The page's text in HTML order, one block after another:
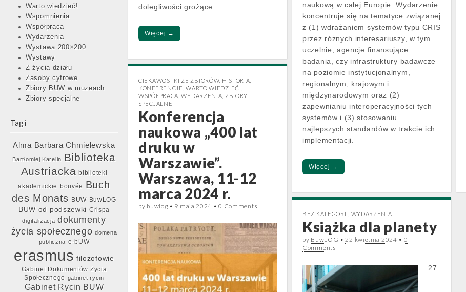
Warto wiedzieć!
Wspomnienia
Współpraca
Wydarzenia
Wystawa 200×200
Wystawy
Z życia działu
Zasoby cyfrowe
Zbiory BUW w muzeach
Zbiory specjalne
Tagi
Alma Barbara Chmielewska
Bartłomiej Karelin Biblioteka
Austriacka biblioteki
akademickie
bouvée
Buch
des Monats BUW BuwLOG
BUW od podszewki Crispa
digitalizacja dokumenty
życia społecznego domena
publiczna e-bUW
erasmus filozofowie
Gabinet Dokumentów Życia
Społecznego gabinet rycin
Gabinet Rycin BUW
naukową w całej Europie. Wydarzenie
koncentruje się na tematyce związanej
z (1) wdrażaniem systemów typu CRIS
przez różnych interesariuszy, w tym
uczelnie, agencje finansujące
badania, czy infrastruktury badawcze
na poziomie instytucjonalnym,
regionalnym, krajowym i
międzynarodowym oraz (2)
zapewnianiu interoperacyjności tych
systemów i (3) stosowaniu
najlepszych standardów w trakcie ich
implementacji.
Więcej →
dolegliwości grożące…
Więcej →
CIEKAWOSTKI ZE ZBIORÓW, HISTORIA
KONFERENCJE ,WARTO WIEDZIEĆ!
WSPÓŁPRACA ,WYDARZENIA ZBIORY
SPECJALNE
Konferencja
naukowa „400 lat
druku w
Warszawie”.
Warszawa, 11-12
marca 2024 r.
by buwlog • 9 maja 2024 •0 Comments
BEZ KATEGORII WYDARZENIA
Książka dla planety
by BuwLOG •22 kwietnia 2024 • 0
Comments
27